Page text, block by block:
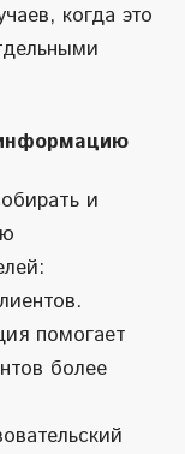
когда это
и
помогает
более